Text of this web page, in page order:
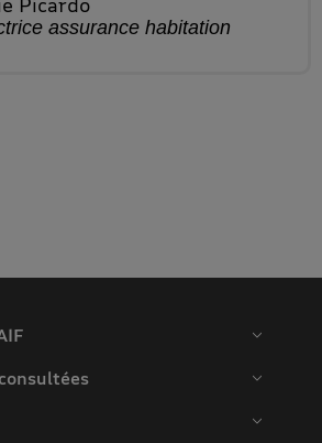
assurance habitation